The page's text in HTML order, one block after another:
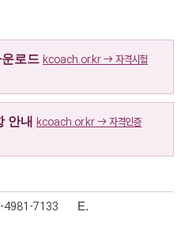
로드 kcoach.or.kr → 자격시험
안내 kcoach.or.kr → 자격인증
4981-7133 E.